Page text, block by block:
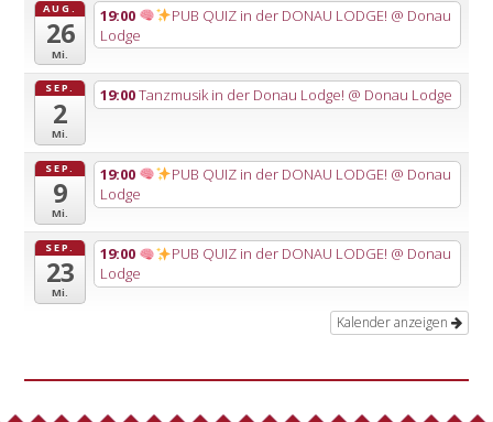
AUG.
26
Mi.
19:00 PUB QUIZ in der DONAU LODGE! @ Donau
Lodge
SEP.
2
Mi.
19:00Tanzmusik in der Donau Lodge! @ Donau Lodge
SEP.
9
Mi.
19:00 PUB QUIZ in der DONAU LODGE! @ Donau
Lodge
SEP.
23
Mi.
19:00 PUB QUIZ in der DONAU LODGE! @ Donau
Lodge
Kalender anzeigen